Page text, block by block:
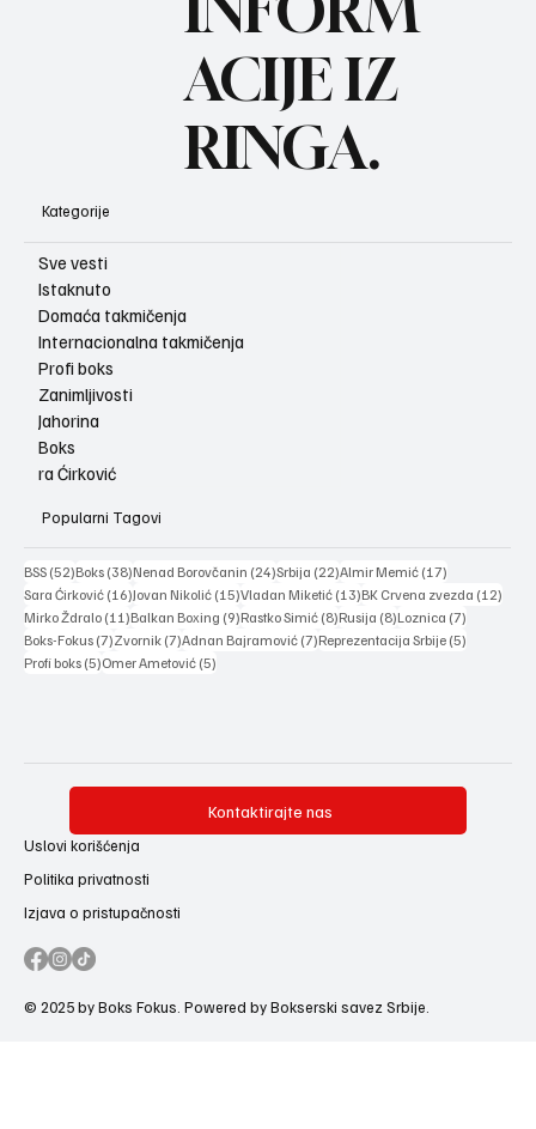
ACIJE IZ
RINGA.
Kategorije
Sve vesti
Istaknuto
Domaća takmičenja
Internacionalna takmičenja
Profi boks
Zanimljivosti
Jahorina
Boks
ra Ćirković
Popularni Tagovi
BSS (52)52 posts
Boks (38)38 posts
Nenad Borovčanin (24)24 posts
Srbija (22)22 posts
Almir Memić (17)
Sara Ćirković (16)16 posts
Jovan Nikolić (15)15 posts
Vladan Miketić (13)13 posts
BK Crvena zvezda (12)
Mirko Ždralo (11)11 posts
Balkan Boxing (9)9 posts
Rastko Simić (8)8 posts
Rusija (8)8 posts
Loznica (7)
Boks-Fokus (7)7 posts
Zvornik (7)7 posts
Adnan Bajramović (7)7 posts
Reprezentacija Srbije (5)
Profi boks (5)5 posts
Omer Ametović (5)
Kontaktirajte nas
Uslovi korišćenja
Politika privatnosti
Izjava o pristupačnosti
© 2025 by Boks Fokus. Powered by Bokserski savez Srbije.